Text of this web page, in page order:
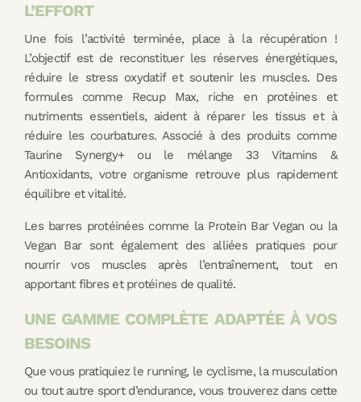
L’EFFORT
Une fois l’activité terminée, place à la récupération !
L’objectif est de reconstituer les réserves énergétiques,
réduire le stress oxydatif et soutenir les muscles. Des
formules comme Recup Max, riche en protéines et
nutriments essentiels, aident à réparer les tissus et à
réduire les courbatures. Associé à des produits comme
Taurine Synergy+ ou le mélange 33 Vitamins &
Antioxidants, votre organisme retrouve plus rapidement
équilibre et vitalité.
Les barres protéinées comme la Protein Bar Vegan ou la
Vegan Bar sont également des alliées pratiques pour
nourrir vos muscles après l’entraînement, tout en
apportant fibres et protéines de qualité.
UNE GAMME COMPLÈTE ADAPTÉE À VOS
BESOINS
Que vous pratiquiez le running, le cyclisme, la musculation
ou tout autre sport d’endurance, vous trouverez dans cette